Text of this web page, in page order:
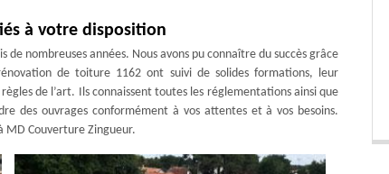
à votre disposition
nombreuses années. Nous avons pu connaître du succès grâce
de toiture 1162 ont suivi de solides formations, leur
de l’art. Ils connaissent toutes les réglementations ainsi que
des ouvrages conformément à vos attentes et à vos besoins.
Couverture Zingueur.